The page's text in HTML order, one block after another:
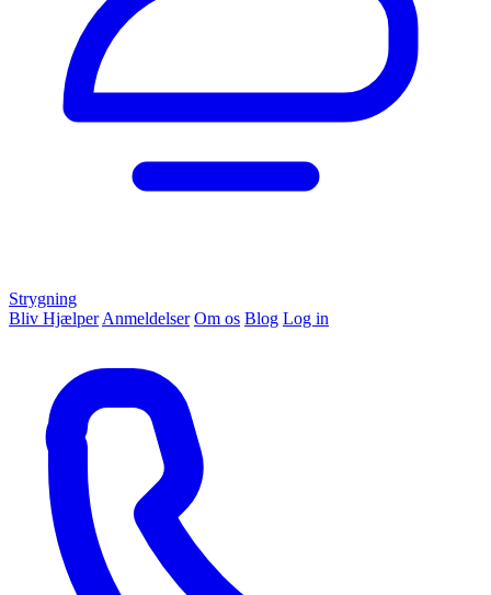
Strygning
Bliv Hjælper Anmeldelser Om os Blog Log in